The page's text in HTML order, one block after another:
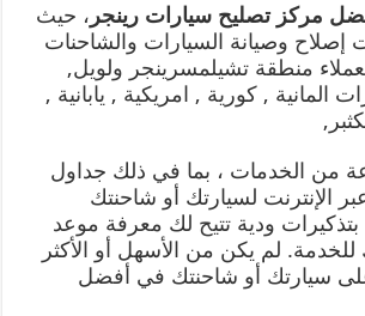
مركز تصليح سيارات رينجر ، حيث
إصلاح وصيانة السيارات والشاحنات
منطقة تشيلمسرينجر ولويل,
المانية , كورية , امريكية , يابانية ,
من الخدمات ، بما في ذلك جداول
الإنترنت لسيارتك أو شاحنتك
بتذكيرات ودية تتيح لك معرفة موعد
لم يكن من الأسهل أو الأكثر
سيارتك أو شاحنتك في أفضل